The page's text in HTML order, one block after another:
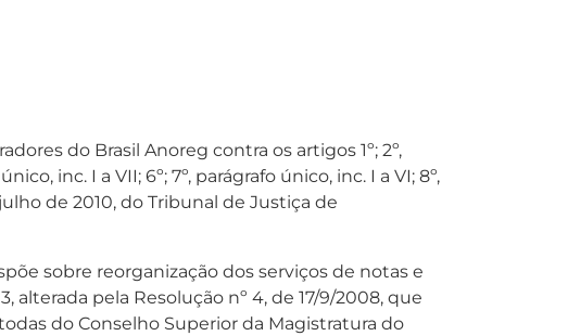
do Brasil Anoreg contra os artigos 1º; 2º,
inc. I a VII; 6º; 7º, parágrafo único, inc. I a VI; 8º,
julho de 2010, do Tribunal de Justiça de
sobre reorganização dos serviços de notas e
pela Resolução nº 4, de 17/9/2008, que
do Conselho Superior da Magistratura do